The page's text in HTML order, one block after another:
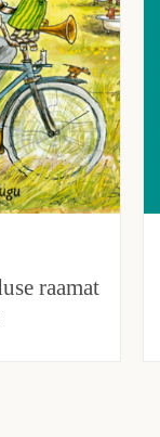
raamat